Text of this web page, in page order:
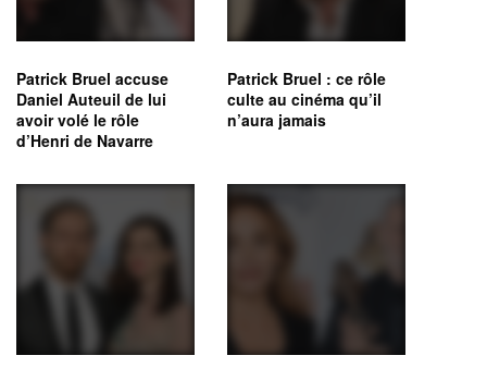
Patrick Bruel accuse
Daniel Auteuil de lui
avoir volé le rôle
d’Henri de Navarre
Patrick Bruel : ce rôle
culte au cinéma qu’il
n’aura jamais